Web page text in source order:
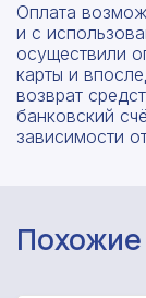
Оплата
и с
осуществили
карты и
возврат
банковский
зависимости
С